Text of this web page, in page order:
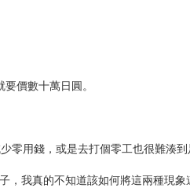
價數十萬日圓。
用錢，或是去打個零工也很難湊到
我真的不知道該如何將這兩種現象